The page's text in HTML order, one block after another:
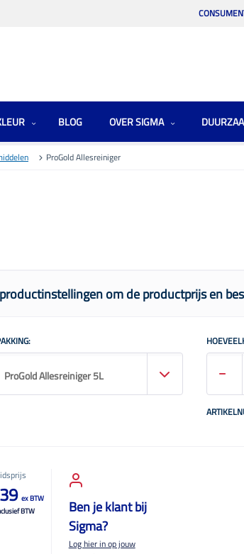
BLOG OVER SIGMA
ProGold Allesreiniger
om de productprijs en
ProGold Allesreiniger 5L
BTW
ex BTW
Ben je klant bij
Sigma?
Log hier in op jouw